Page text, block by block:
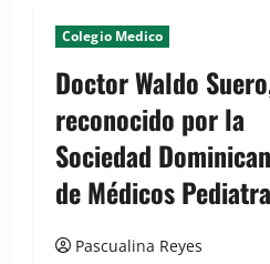
Colegio Medico
Doctor Waldo
reconocido por la
Sociedad
de Médicos
Pascualina Reyes